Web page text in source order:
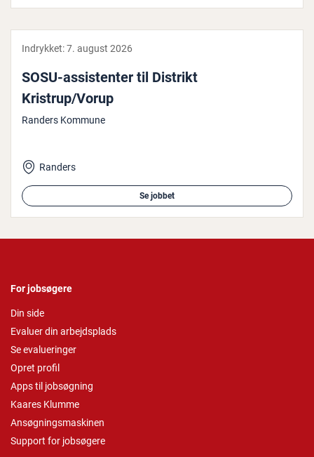
Indrykket:7. august 2026
SOSU-as­si­sten­ter til Distrikt
Kristrup/Vorup
Randers Kommune
Randers
Se jobbet
For jobsøgere
Din side
Evaluer din arbejdsplads
Se evalueringer
Opret profil
Apps til jobsøgning
Kaares Klumme
Ansøgningsmaskinen
Support for jobsøgere